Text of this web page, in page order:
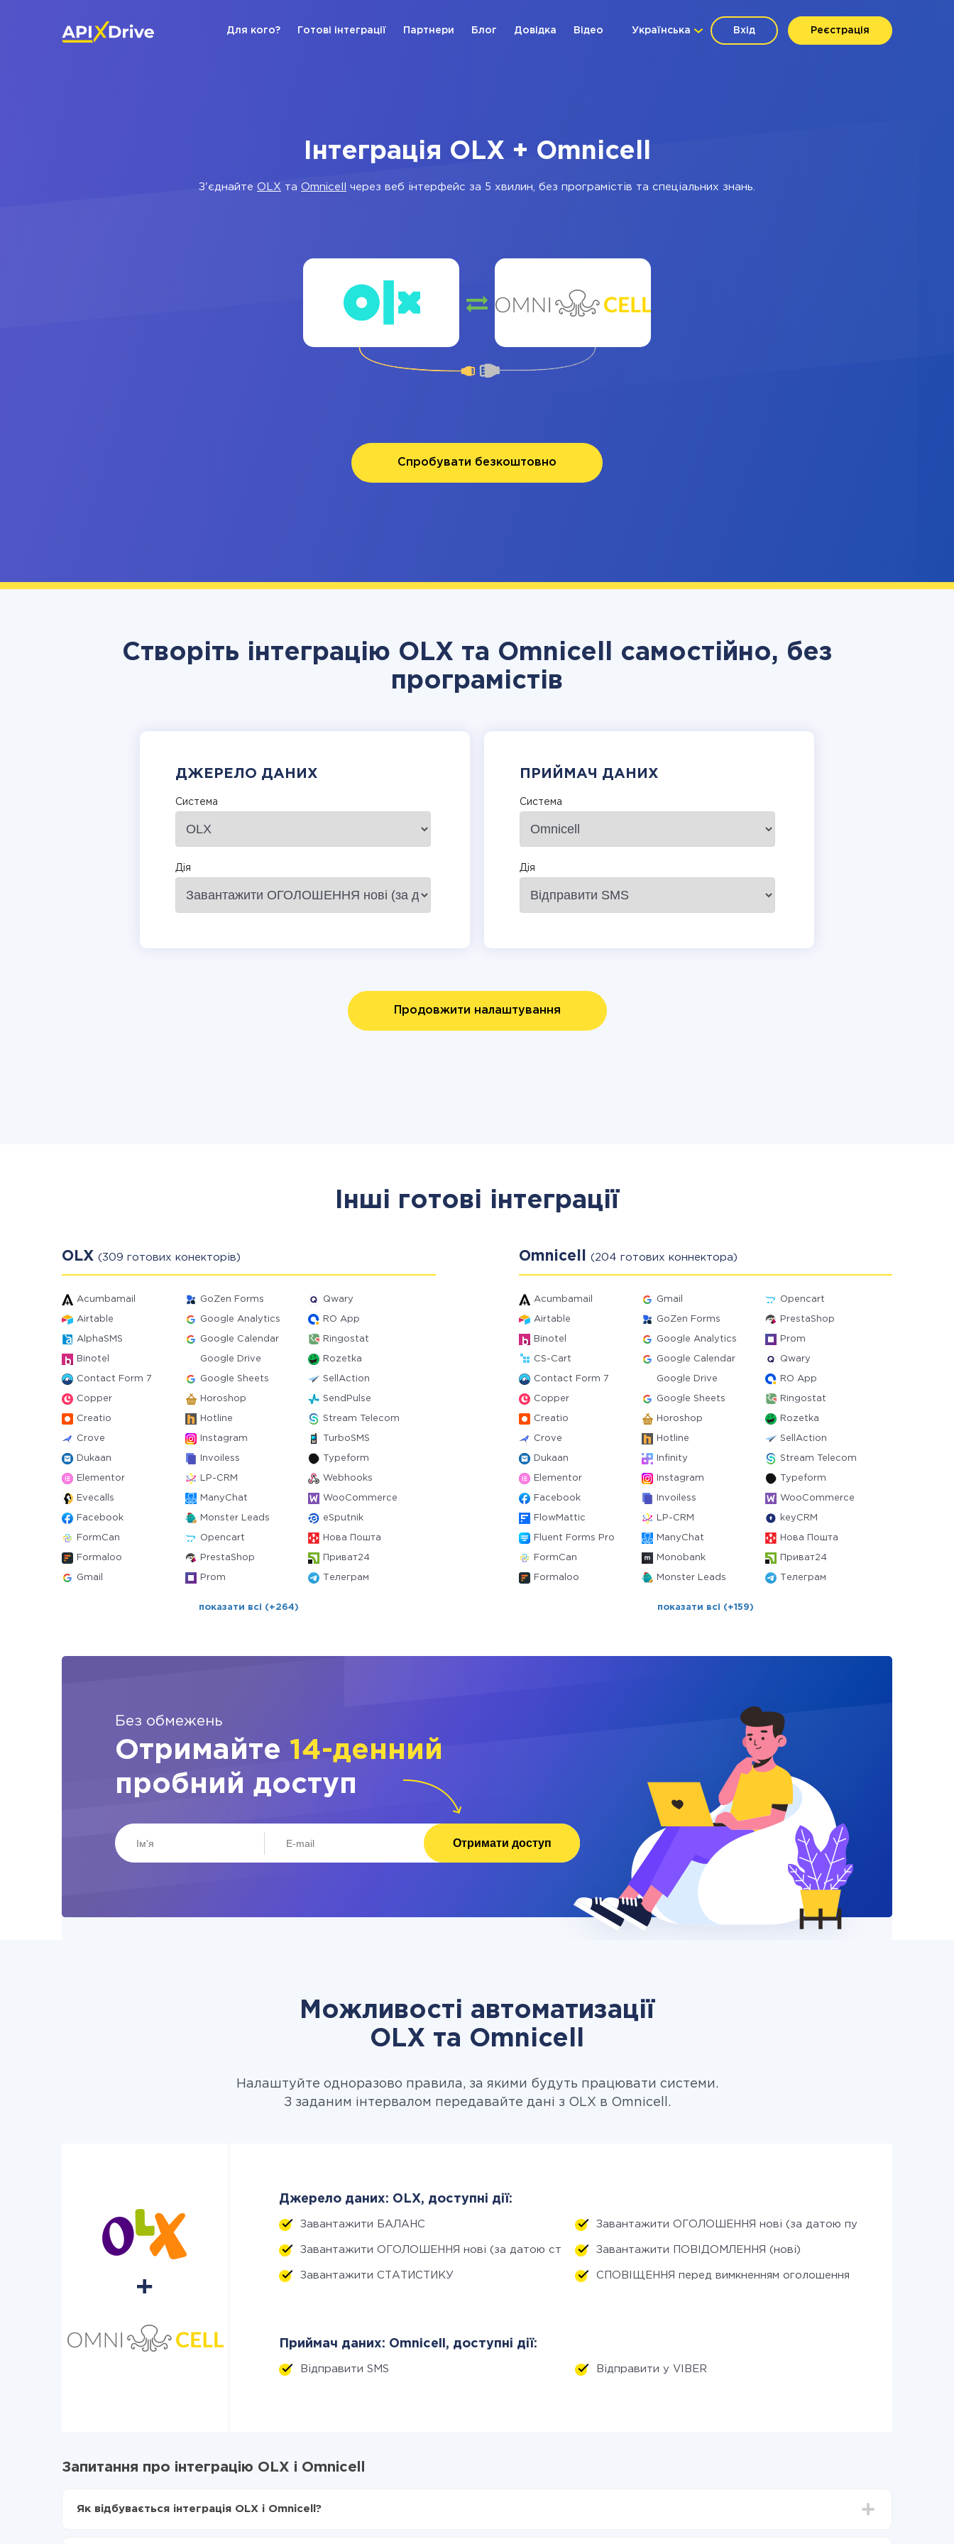
Вхід Реєстрація
Українська
Для кого? Готові інтеграції Партнери Блог Довідка Відео
Інтеграція OLX + Omnicell
З'єднайте OLX та Omnicell через веб інтерфейс за 5 хвилин, без програмістів та спеціальних знань.
Спробувати безкоштовно
Створіть інтеграцію OLX та Omnicell самостійно, без
програмістів
ДЖЕРЕЛО ДАНИХ
Система
Дія
ПРИЙМАЧ ДАНИХ
Система
Дія
Продовжити налаштування
Інші готові інтеграції
OLX (309 готових конекторів)
Acumbamail GoZen Forms Qwary
Airtable Google Analytics RO App
AlphaSMS Google Calendar Ringostat
Binotel Google Drive Rozetka
Contact Form 7 Google Sheets SellAction
Copper Horoshop SendPulse
Creatio Hotline Stream Telecom
Crove Instagram TurboSMS
Dukaan Invoiless Typeform
Elementor LP-CRM Webhooks
Evecalls ManyChat WooCommerce
Facebook Monster Leads eSputnik
FormCan Opencart Нова Пошта
Formaloo PrestaShop Приват24
Gmail Prom Телеграм
показати всі (+264)
Omnicell (204 готових коннектора)
Acumbamail Gmail Opencart
Airtable GoZen Forms PrestaShop
Binotel Google Analytics Prom
CS-Cart Google Calendar Qwary
Contact Form 7 Google Drive RO App
Copper Google Sheets Ringostat
Creatio Horoshop Rozetka
Crove Hotline SellAction
Dukaan Infinity Stream Telecom
Elementor Instagram Typeform
Facebook Invoiless WooCommerce
FlowMattic LP-CRM keyCRM
Fluent Forms Pro ManyChat Нова Пошта
FormCan Monobank Приват24
Formaloo Monster Leads Телеграм
показати всі (+159)
Без обмежень
Отримайте 14-денний
пробний доступ
Отримати доступ
Можливості автоматизації
OLX та Omnicell
Налаштуйте одноразово правила, за якими будуть працювати системи.
З заданим інтервалом передавайте дані з OLX в Omnicell.
Джерело даних: OLX, доступні дії:
Завантажити БАЛАНС Завантажити ОГОЛОШЕННЯ нові (за датою публікації)
Завантажити ОГОЛОШЕННЯ нові (за датою створення)Завантажити ПОВІДОМЛЕННЯ (нові)
Завантажити СТАТИСТИКУ СПОВІЩЕННЯ перед вимкненням оголошення
Приймач даних: Omnicell, доступні дії:
Відправити SMS Відправити у VIBER
Запитання про інтеграцію OLX і Omnicell
Як відбувається інтеграція OLX і Omnicell?